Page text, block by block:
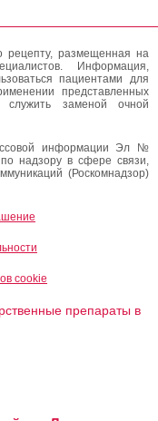
рецепту, размещенная на
Информация,
пациентами для
представленных
заменой очной
информации Эл №
надзору в сфере связи,
(Роскомнадзор)
cookie
препараты в